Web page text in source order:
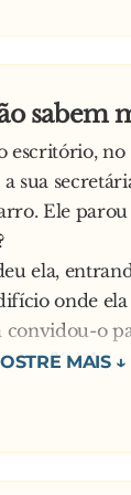
facilmente
o trabalho
, o
alívio
à
e
de
local
o que vai
dos
capacete:
não? A
a p**...
sabem
escritório, no
sua
Ele
ela,
onde
convidou-o
cafézinho,
que ir para
a mulher: